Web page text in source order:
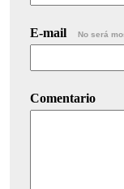
E-mail No será
Comentario